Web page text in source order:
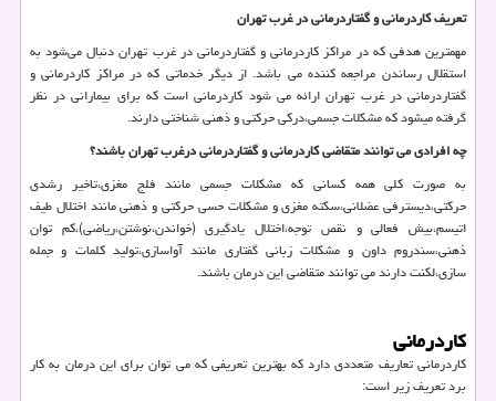
تعریف کاردرمانی و گفتاردرمانی در غرب تهران
مهمترین هدفی که در مراکز کاردرمانی و گفتاردرمانی در غرب تهران دنبال می‌شود به
استقلال رساندن مراجعه کننده می باشد. از دیگر خدماتی که در مراکز کاردرمانی و
گفتاردرمانی در غرب تهران ارائه می ‌شود کاردرمانی است که برای بیمارانی در نظر
گرفته میشود که مشکلات جسمی،درکی حرکتی و ذهنی شناختی دارند.
چه افرادی می توانند متقاضی کاردرمانی و گفتاردرمانی درغرب تهران باشند؟
به صورت کلی همه کسانی که مشکلات جسمی مانند فلج مغزی،تاخیر رشدی
حرکتی،دیسترفی عضلانی،سکته مغزی و مشکلات حسی حرکتی و ذهنی مانند اختلال طیف
اتیسم،بیش فعالی و نقص توجه،اختلال یادگیری (خواندن،نوشتن،ریاضی)،کم توان
ذهنی،سندروم داون و مشکلات زبانی گفتاری مانند آواسازی،تولید کلمات و جمله
سازی،لکنت دارند می توانند متقاضی این درمان باشند.
کاردرمانی
کاردرمانی تعاریف متعددی دارد که بهترین تعریفی که می‌ توان برای این درمان به کار
برد تعریف زیر است: